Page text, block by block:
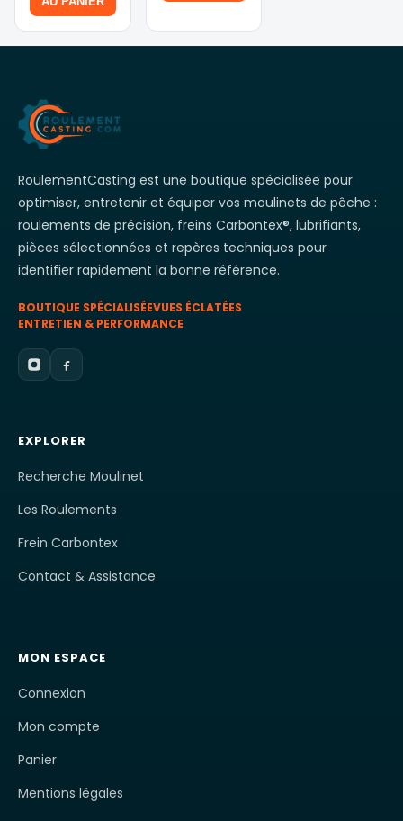
14.95€.
est :
11.96€.
RoulementCasting est une boutique spécialisée pour
optimiser, entretenir et équiper vos moulinets de pêche :
roulements de précision, freins Carbontex®, lubrifiants,
pièces sélectionnées et repères techniques pour
identifier rapidement la bonne référence.
BOUTIQUE SPÉCIALISÉEVUES ÉCLATÉES
ENTRETIEN & PERFORMANCE
EXPLORER
Recherche Moulinet
Les Roulements
Frein Carbontex
Contact & Assistance
MON ESPACE
Connexion
Mon compte
Panier
Mentions légales